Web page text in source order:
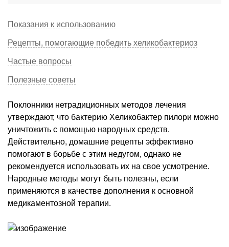
Показания к использованию
Рецепты, помогающие победить хеликобактериоз
Частые вопросы
Полезные советы
Поклонники нетрадиционных методов лечения
утверждают, что бактерию Хеликобактер пилори можно
уничтожить с помощью народных средств.
Действительно, домашние рецепты эффективно
помогают в борьбе с этим недугом, однако не
рекомендуется использовать их на свое усмотрение.
Народные методы могут быть полезны, если
применяются в качестве дополнения к основной
медикаментозной терапии.